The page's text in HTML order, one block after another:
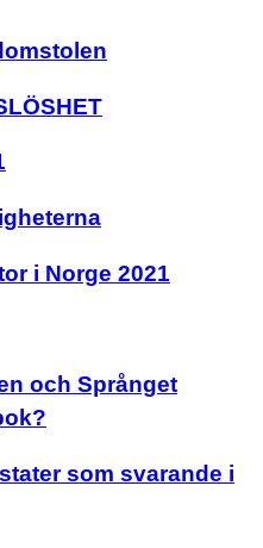
i Norge 2021
och Språnget
som svarande i